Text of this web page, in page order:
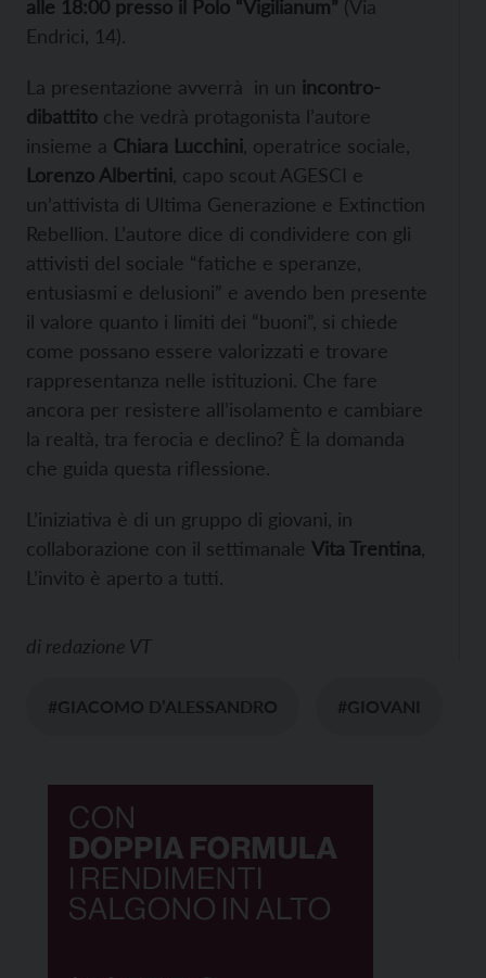
alle 18:00 presso il Polo “Vigilianum” (Via
Endrici, 14).
La presentazione avverrà in un incontro-
dibattito che vedrà protagonista l’autore
insieme a Chiara Lucchini , operatrice sociale,
Lorenzo Albertini , capo scout AGESCI e
un’attivista di Ultima Generazione e Extinction
Rebellion. L’autore dice di condividere con gli
attivisti del sociale “fatiche e speranze,
entusiasmi e delusioni” e avendo ben presente
il valore quanto i limiti dei “buoni”, si chiede
come possano essere valorizzati e trovare
rappresentanza nelle istituzioni. Che fare
ancora per resistere all’isolamento e cambiare
la realtà, tra ferocia e declino? È la domanda
che guida questa riflessione.
L’iniziativa è di un gruppo di giovani, in
collaborazione con il settimanale Vita Trentina
L’invito è aperto a tutti.
di redazione VT
#GIACOMO D’ALESSANDRO #GIOVANI